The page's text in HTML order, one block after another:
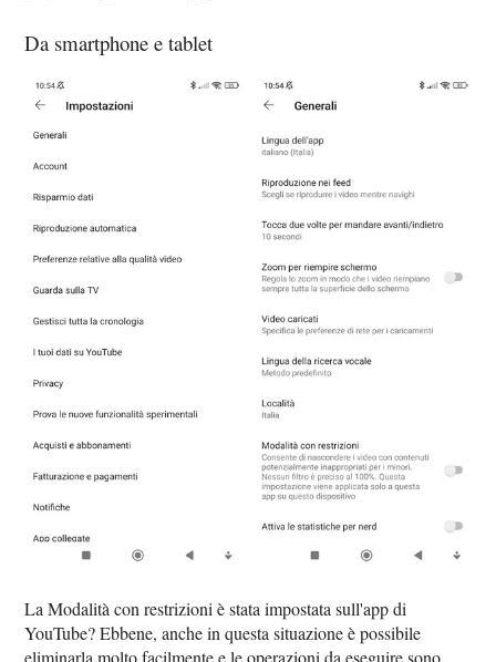
Da smartphone e tablet
La Modalità con restrizioni è stata impostata sull'app di
YouTube? Ebbene, anche in questa situazione è possibile
eliminarla molto facilmente e le operazioni da eseguire sono